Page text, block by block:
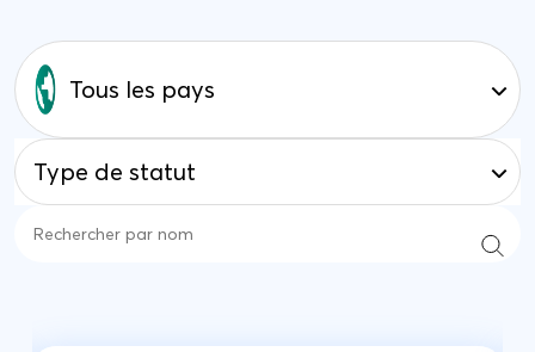
Tous les pays
Type de statut